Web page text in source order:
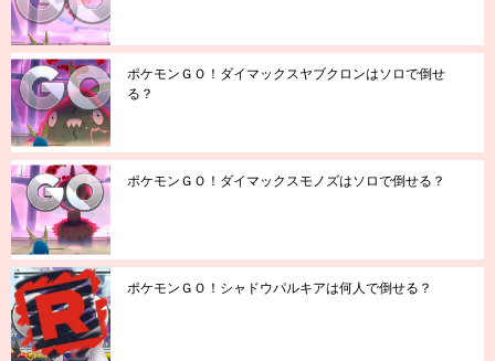
ポケモンＧＯ！ダイマックスヤブクロンはソロで倒せ
る？
ポケモンＧＯ！ダイマックスモノズはソロで倒せる？
ポケモンＧＯ！シャドウパルキアは何人で倒せる？